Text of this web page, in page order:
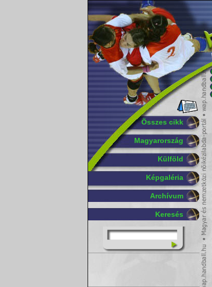
Összes cikk
Magyarország
Külföld
Képgaléria
Archívum
Keresés